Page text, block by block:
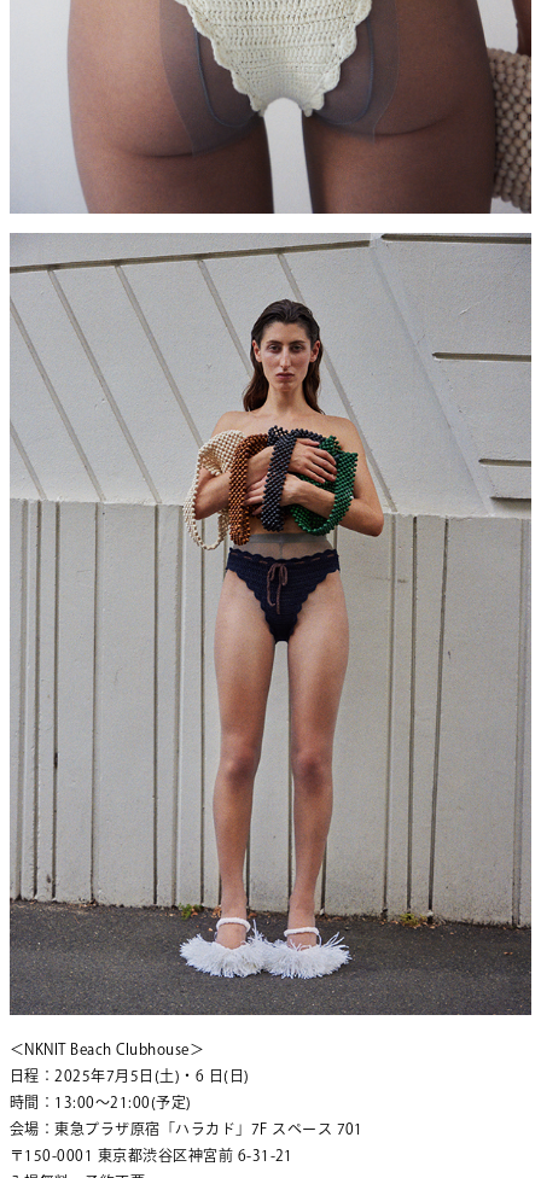
＜NKNIT Beach Clubhouse＞
日程：2025年7月5日(土)・6 日(日)
時間：13:00〜21:00(予定)
会場：東急プラザ原宿「ハラカド」7F スペース 701
〒150-0001 東京都渋谷区神宮前 6-31-21